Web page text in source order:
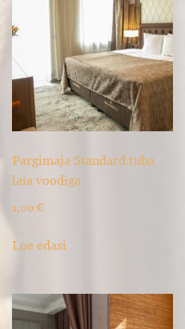
Pargimaja Standard tuba
laia voodiga
1,00 €
Loe edasi